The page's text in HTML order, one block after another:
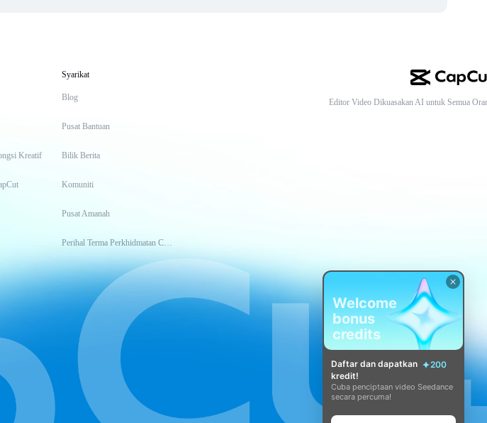
Kreatif
Syarikat
Blog
Pusat Bantuan
Bilik Berita
Komuniti
Pusat Amanah
Perihal Terma Perkhidmatan CapCut
Editor Video Dikuasakan AI untuk Semua
Welcome
bonus
credits
Daftar dan dapatkan
200
kredit!
Cuba penciptaan video Seedance
secara percuma!